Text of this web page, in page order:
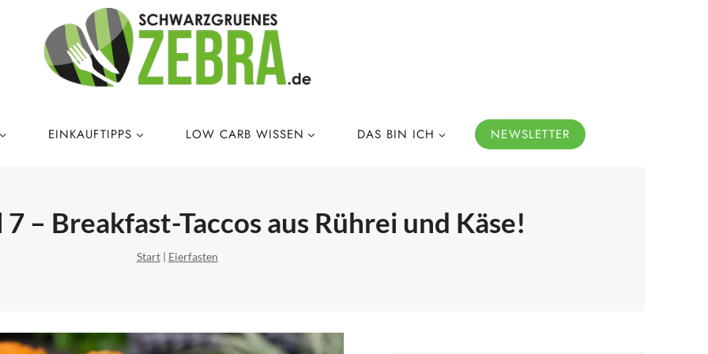
EINKAUFTIPPS LOW CARB WISSEN DAS BIN ICH NEWSLETTER
– Breakfast-Taccos aus Rührei und Käse!
Start| Eierfasten